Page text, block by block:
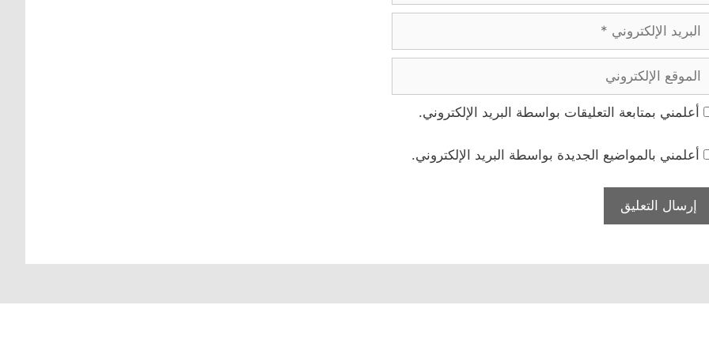
البريد
الإلكتروني
الموقع
الإلكتروني
أعلمني بمتابعة التعليقات بواسطة البريد الإلكتروني.
أعلمني بالمواضيع الجديدة بواسطة البريد الإلكتروني.